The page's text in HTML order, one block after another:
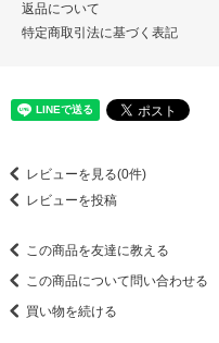
返品について
特定商取引法に基づく表記
レビューを見る(0件)
レビューを投稿
この商品を友達に教える
この商品について問い合わせる
買い物を続ける